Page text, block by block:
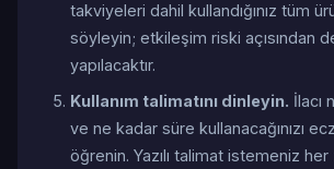
takviyeleri dahil kullandığınız tüm
söyleyin; etkileşim riski açısından
yapılacaktır.
Kullanım talimatını dinleyin. İlacı
ve ne kadar süre kullanacağınızı
öğrenin. Yazılı talimat istemeniz